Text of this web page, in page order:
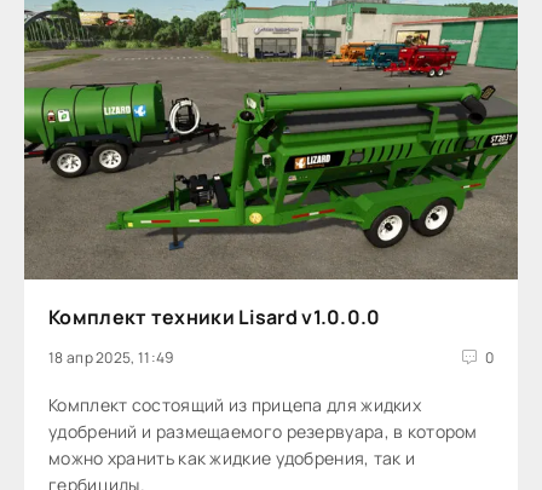
Комплект техники Lisard v1.0.0.0
18 апр 2025, 11:49 0
Комплект состоящий из прицепа для жидких
удобрений и размещаемого резервуара, в котором
можно хранить как жидкие удобрения, так и
гербициды.